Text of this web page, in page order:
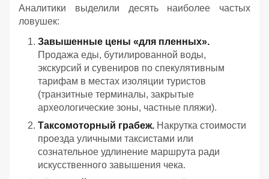
Аналитики выделили десять наиболее частых
ловушек:
Завышенные цены «для пленных».
Продажа еды, бутилированной воды,
экскурсий и сувениров по спекулятивным
тарифам в местах изоляции туристов
(транзитные терминалы, закрытые
археологические зоны, частные пляжи).
Таксомоторный грабеж. Накрутка стоимости
проезда уличными таксистами или
сознательное удлинение маршрута ради
искусственного завышения чека.